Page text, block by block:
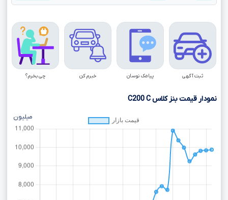
ثبت آگهی پیامک نوسان خبرم کن چی بخرم؟
نمودار قیمت بنز کلاسC
C200
میلیون